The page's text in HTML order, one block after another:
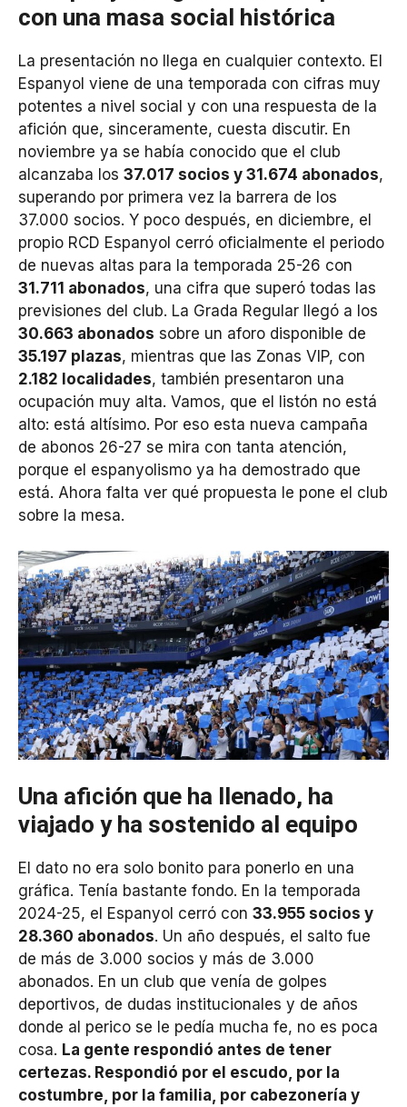
con una masa social histórica
La presentación no llega en cualquier contexto. El
Espanyol viene de una temporada con cifras muy
potentes a nivel social y con una respuesta de la
afición que, sinceramente, cuesta discutir. En
noviembre ya se había conocido que el club
alcanzaba los 37.017 socios y 31.674 abonados,
superando por primera vez la barrera de los
37.000 socios. Y poco después, en diciembre, el
propio RCD Espanyol cerró oficialmente el periodo
de nuevas altas para la temporada 25-26 con
31.711 abonados, una cifra que superó todas las
previsiones del club. La Grada Regular llegó a los
30.663 abonados sobre un aforo disponible de
35.197 plazas, mientras que las Zonas VIP, con
2.182 localidades, también presentaron una
ocupación muy alta. Vamos, que el listón no está
alto: está altísimo. Por eso esta nueva campaña
de abonos 26-27 se mira con tanta atención,
porque el espanyolismo ya ha demostrado que
está. Ahora falta ver qué propuesta le pone el club
sobre la mesa.
Una afición que ha llenado, ha
viajado y ha sostenido al equipo
El dato no era solo bonito para ponerlo en una
gráfica. Tenía bastante fondo. En la temporada
2024-25, el Espanyol cerró con 33.955 socios y
28.360 abonados. Un año después, el salto fue
de más de 3.000 socios y más de 3.000
abonados. En un club que venía de golpes
deportivos, de dudas institucionales y de años
donde al perico se le pedía mucha fe, no es poca
cosa. La gente respondió antes de tener
certezas. Respondió por el escudo, por la
costumbre, por la familia, por cabezonería y